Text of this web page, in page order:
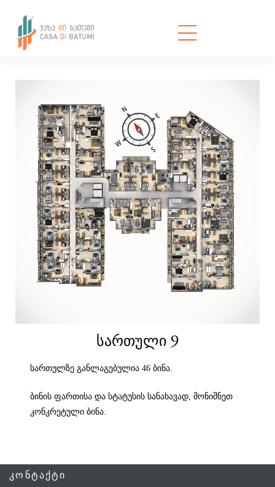
ᲡᲐᲠᲗᲣᲚᲘ 9
სართულზე განლაგებულია 46 ბინა.
ბინის ფართისა და სტატუსის სანახავად, მონიშნეთ
კონკრეტული ბინა.
ᲙᲝᲜᲢᲐᲥᲢᲘ